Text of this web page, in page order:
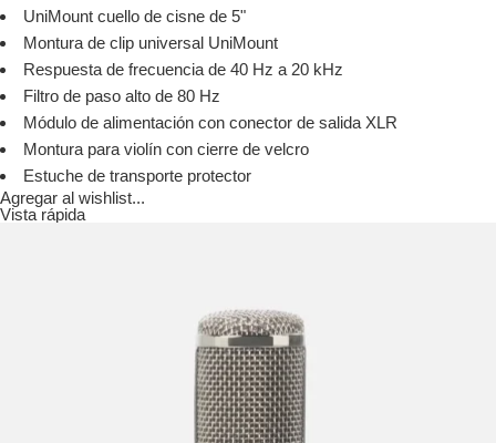
UniMount cuello de cisne de 5"
Montura de clip universal UniMount
Respuesta de frecuencia de 40 Hz a 20 kHz
Filtro de paso alto de 80 Hz
Módulo de alimentación con conector de salida XLR
Montura para violín con cierre de velcro
Estuche de transporte protector
Agregar al wishlist...
Vista rápida